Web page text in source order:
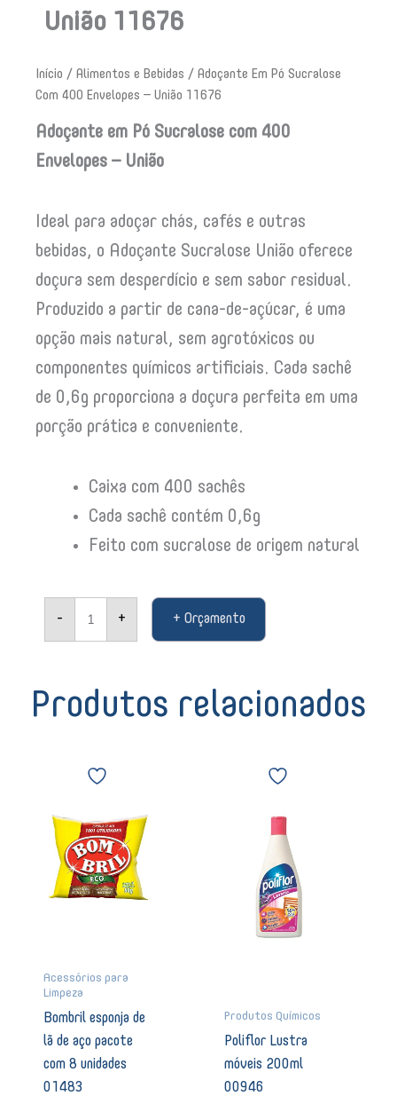
União 11676
Início / Alimentos e Bebidas / Adoçante Em Pó Sucralose
Com 400 Envelopes – União 11676
Adoçante em Pó Sucralose com 400
Envelopes – União
Ideal para adoçar chás, cafés e outras
bebidas, o Adoçante Sucralose União oferece
doçura sem desperdício e sem sabor residual.
Produzido a partir de cana-de-açúcar, é uma
opção mais natural, sem agrotóxicos ou
componentes químicos artificiais. Cada sachê
de 0,6g proporciona a doçura perfeita em uma
porção prática e conveniente.
Caixa com 400 sachês
Cada sachê contém 0,6g
Feito com sucralose de origem natural
-
Em
Pó
400
Envelopes
11676
quantidade
+ + Orçamento
Produtos relacionados
Acessórios para
Limpeza
Bombril esponja de
lã de aço pacote
com 8 unidades
01483
esponja
de
aço
pacote
com
Produtos Químicos
Poliflor Lustra
móveis 200ml
00946
Lustra
200ml
00946
quantidade